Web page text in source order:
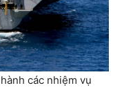
các nhiệm vụ